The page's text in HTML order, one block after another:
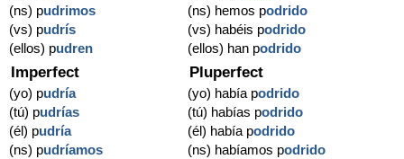
(ns) pudrimos
(vs) pudrís
(ellos) pudren
(ns) hemos podrido
(vs) habéis podrido
(ellos) han podrido
Imperfect
(yo) pudría
(tú) pudrías
(él) pudría
(ns) pudríamos
Pluperfect
(yo) había podrido
(tú) habías podrido
(él) había podrido
(ns) habíamos podrido